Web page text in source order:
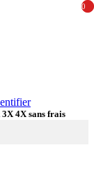
4X sans frais
0
0